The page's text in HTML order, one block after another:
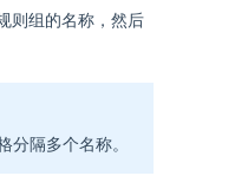
则组的名称，然后
分隔多个名称。